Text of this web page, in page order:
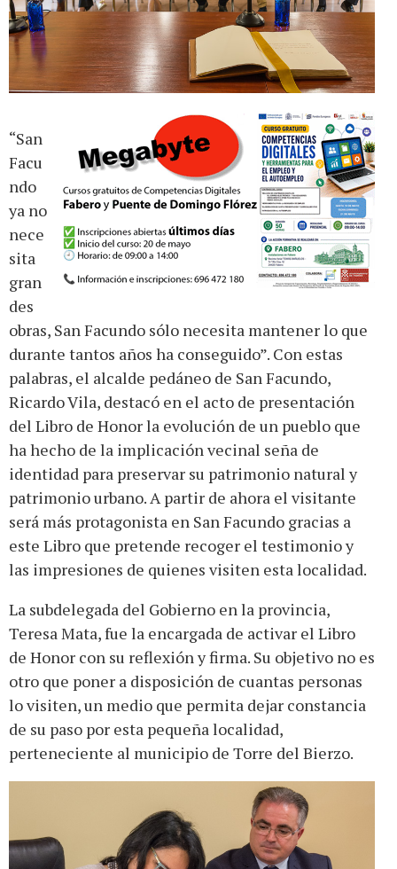
“San
Facu
ndo
ya no
nece
sita
gran
des
obras, San Facundo sólo necesita mantener lo que
durante tantos años ha conseguido”. Con estas
palabras, el alcalde pedáneo de San Facundo,
Ricardo Vila, destacó en el acto de presentación
del Libro de Honor la evolución de un pueblo que
ha hecho de la implicación vecinal seña de
identidad para preservar su patrimonio natural y
patrimonio urbano. A partir de ahora el visitante
será más protagonista en San Facundo gracias a
este Libro que pretende recoger el testimonio y
las impresiones de quienes visiten esta localidad.
La subdelegada del Gobierno en la provincia,
Teresa Mata, fue la encargada de activar el Libro
de Honor con su reflexión y firma. Su objetivo no es
otro que poner a disposición de cuantas personas
lo visiten, un medio que permita dejar constancia
de su paso por esta pequeña localidad,
perteneciente al municipio de Torre del Bierzo.